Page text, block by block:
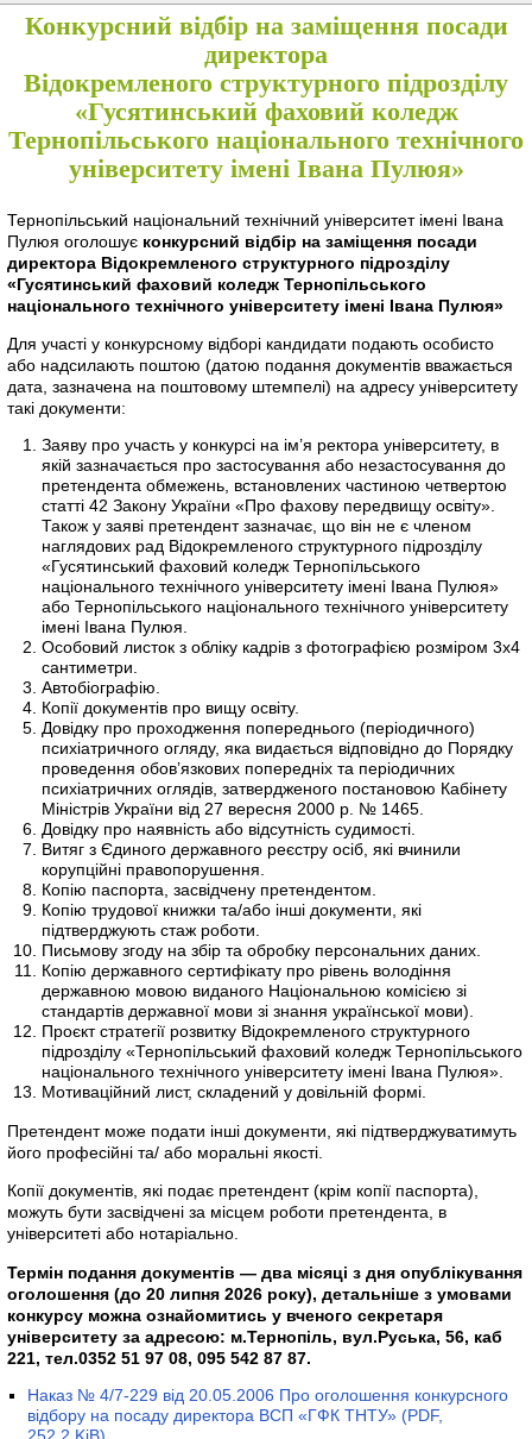
Конкурсний відбір на заміщення посади
директора
Відокремленого структурного підрозділу
«Гусятинський фаховий коледж
Тернопільського національного технічного
університету імені Івана Пулюя»
Тернопільський національний технічний університет імені Івана
Пулюя оголошує конкурсний відбір на заміщення посади
директора Відокремленого структурного підрозділу
«Гусятинський фаховий коледж Тернопільського
національного технічного університету імені Івана Пулюя»
Для участі у конкурсному відборі кандидати подають особисто
або надсилають поштою (датою подання документів вважається
дата, зазначена на поштовому штемпелі) на адресу університету
такі документи:
Заяву про участь у конкурсі на ім’я ректора університету, в
якій зазначається про застосування або незастосування до
претендента обмежень, встановлених частиною четвертою
статті 42 Закону України «Про фахову передвищу освіту».
Також у заяві претендент зазначає, що він не є членом
наглядових рад Відокремленого структурного підрозділу
«Гусятинський фаховий коледж Тернопільського
національного технічного університету імені Івана Пулюя»
або Тернопільського національного технічного університету
імені Івана Пулюя.
Особовий листок з обліку кадрів з фотографією розміром 3х4
сантиметри.
Автобіографію.
Копії документів про вищу освіту.
Довідку про проходження попереднього (періодичного)
психіатричного огляду, яка видається відповідно до Порядку
проведення обов’язкових попередніх та періодичних
психіатричних оглядів, затвердженого постановою Кабінету
Міністрів України від 27 вересня 2000 р. № 1465.
Довідку про наявність або відсутність судимості.
Витяг з Єдиного державного реєстру осіб, які вчинили
корупційні правопорушення.
Копію паспорта, засвідчену претендентом.
Копію трудової книжки та/або інші документи, які
підтверджують стаж роботи.
Письмову згоду на збір та обробку персональних даних.
Копію державного сертифікату про рівень володіння
державною мовою виданого Національною комісією зі
стандартів державної мови зі знання української мови).
Проєкт стратегії розвитку Відокремленого структурного
підрозділу «Тернопільський фаховий коледж Тернопільського
національного технічного університету імені Івана Пулюя».
Мотиваційний лист, складений у довільній формі.
Претендент може подати інші документи, які підтверджуватимуть
його професійні та/ або моральні якості.
Копії документів, які подає претендент (крім копії паспорта),
можуть бути засвідчені за місцем роботи претендента, в
університеті або нотаріально.
Термін подання документів — два місяці з дня опублікування
оголошення (до 20 липня 2026 року), детальніше з умовами
конкурсу можна ознайомитись у вченого секретаря
університету за адресою: м.Тернопіль, вул.Руська, 56, каб
221, тел.0352 51 97 08, 095 542 87 87.
Наказ № 4/7-229 від 20.05.2006 Про оголошення конкурсного
відбору на посаду директора ВСП «ГФК ТНТУ» (PDF,